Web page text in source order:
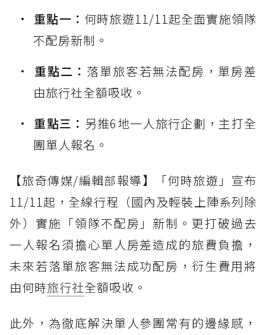
重點一： 何時旅遊11/11起全面實施領隊
不配房新制。
重點二： 落單旅客若無法配房，單房差
由旅行社全額吸收。
重點三： 另推6地一人旅行企劃，主打全
團單人報名。
【旅奇傳媒/編輯部報導】「何時旅遊」宣布
11/11起，全線行程（國內及輕裝上陣系列除
外）實施「領隊不配房」新制。更打破過去
一人報名須擔心單人房差造成的旅費負擔，
未來若落單旅客無法成功配房，衍生費用將
由何時旅行社全額吸收。
此外，為徹底解決單人參團常有的邊緣感，